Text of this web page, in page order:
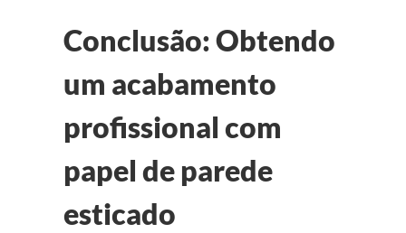
Conclusão: Obtendo
um acabamento
profissional com
papel de parede
esticado